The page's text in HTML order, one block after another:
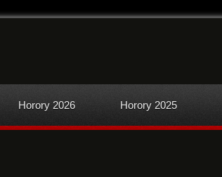
Horory 2026 Horory 2025